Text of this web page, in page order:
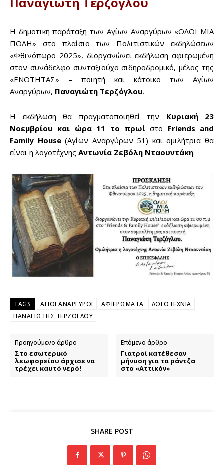
Η δημοτική παράταξη των Αγίων Αναργύρων «ΟΛΟΙ ΜΙΑ
ΠΟΛΗ» στο πλαίσιο των Πολιτιστικών εκδηλώσεων
«Φθινόπωρο 2025», διοργανώνει εκδήλωση αφιερωμένη
στον συνάδελφο συνταξιούχο σιδηροδρομικό, μέλος της
«ΕΝΟΤΗΤΑΣ» – ποιητή και κάτοικο των Αγίων
Αναργύρων, Παναγιώτη Τερζόγλου.
Η εκδήλωση θα πραγματοποιηθεί την Κυριακή 23
Νοεμβρίου και ώρα 11 το πρωίστο Friends and
Family House(Αγίων Αναργύρων 51) και ομιλήτρια θα
είναι η λογοτέχνης Αντωνία Ζεβόλη Νταουντάκη.
TAGS ΑΓΙΟΙ ΑΝΑΡΓΥΡΟΙ ΑΦΙΕΡΩΜΑΤΑ
ΛΟΓΟΤΕΧΝΙΑ
ΠΑΝΑΓΙΩΤΗΣ ΤΕΡΖΟΓΛΟΥ
Προηγούμενο άρθρο
Στο εσωτερικό
λεωφορείου άρχισε να
τρέχει καυτό νερό!
Επόμενο άρθρο
Γιατροί κατέθεσαν
μήνυση για τα ράντζα
στο «Αττικόν»
SHARE POST